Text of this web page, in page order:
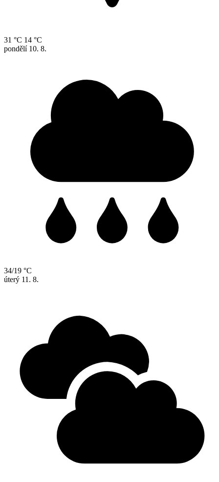
31 °C 14 °C
pondělí 10. 8.
34/19 °C
úterý 11. 8.